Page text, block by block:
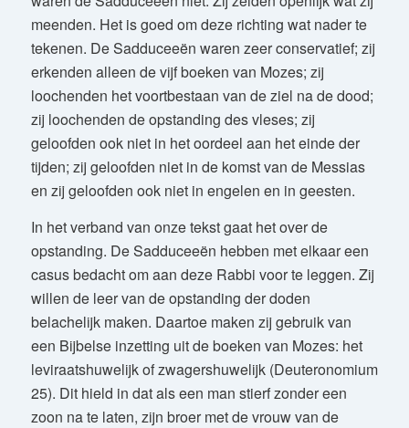
meenden. Het is goed om deze richting wat nader te
tekenen. De Sadduceeën waren zeer conservatief; zij
erkenden alleen de vijf boeken van Mozes; zij
loochenden het voortbestaan van de ziel na de dood;
zij loochenden de opstanding des vleses; zij
geloofden ook niet in het oordeel aan het einde der
tijden; zij geloofden niet in de komst van de Messias
en zij geloofden ook niet in engelen en in geesten.
In het verband van onze tekst gaat het over de
opstanding. De Sadduceeën hebben met elkaar een
casus bedacht om aan deze Rabbi voor te leggen. Zij
willen de leer van de opstanding der doden
belachelijk maken. Daartoe maken zij gebruik van
een Bijbelse inzetting uit de boeken van Mozes: het
leviraatshuwelijk of zwagershuwelijk (Deuteronomium
25). Dit hield in dat als een man stierf zonder een
zoon na te laten, zijn broer met de vrouw van de